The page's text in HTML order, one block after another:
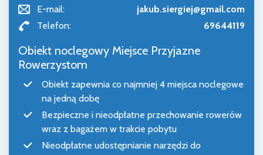
E-mail:
jakub.siergiej@gmail.com
Telefon:
69644119
Obiekt noclegowy Miejsce Przyjazne
Rowerzystom
Obiekt zapewnia co najmniej 4 miejsca noclegowe
na jedną dobę
Bezpieczne i nieodpłatne przechowanie rowerów
wraz z bagażem w trakcie pobytu
Nieodpłatne udostępnianie narzędzi do